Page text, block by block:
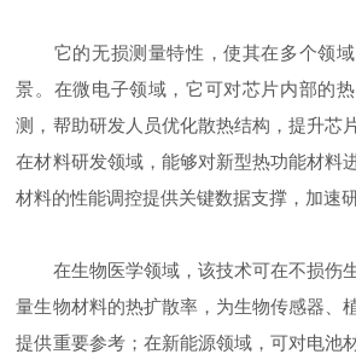
它的无损测量特性，使其在多个领域
景。在微电子领域，它可对芯片内部的
测，帮助研发人员优化散热结构，提升芯
在材料研发领域，能够对新型热功能材料
材料的性能调控提供关键数据支撑，加速
在生物医学领域，该技术可在不损伤
量生物材料的热扩散率，为生物传感器、
提供重要参考；在新能源领域，可对电池